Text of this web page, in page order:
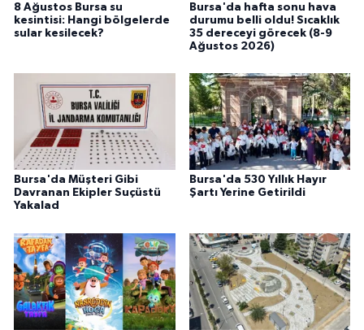
8 Ağustos Bursa su
kesintisi: Hangi bölgelerde
sular kesilecek?
Bursa'da hafta sonu hava
durumu belli oldu! Sıcaklık
35 dereceyi görecek (8-9
Ağustos 2026)
Bursa'da Müşteri Gibi
Davranan Ekipler Suçüstü
Yakalad
Bursa'da 530 Yıllık Hayır
Şartı Yerine Getirildi